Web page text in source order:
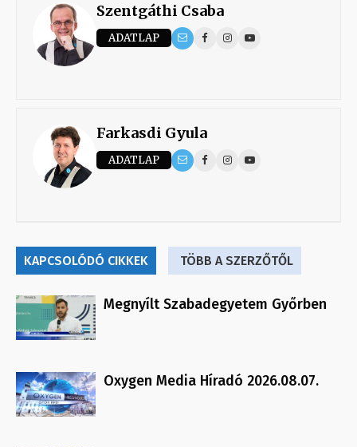
Szentgáthi Csaba
ADATLAP
Farkasdi Gyula
ADATLAP
KAPCSOLÓDÓ CIKKEK TÖBB A SZERZŐTŐL
Megnyílt Szabadegyetem Győrben
Oxygen Media Híradó 2026.08.07.